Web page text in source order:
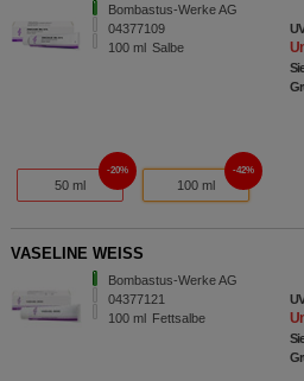
Bombastus-Werke AG
04377109
100 ml Salbe
50 ml
20%
100 ml
42%
VASELINE WEISS
Bombastus-Werke AG
04377121
100 ml Fettsalbe